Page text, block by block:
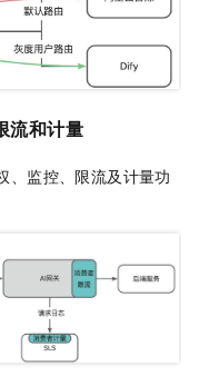
流和计量
、监控、限流及计量功